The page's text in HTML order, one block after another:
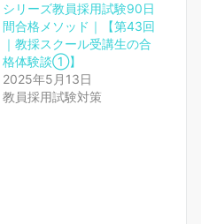
シリーズ教員採用試験90日
間合格メソッド｜【第43回
｜教採スクール受講生の合
格体験談①】
2025年5月13日
教員採用試験対策